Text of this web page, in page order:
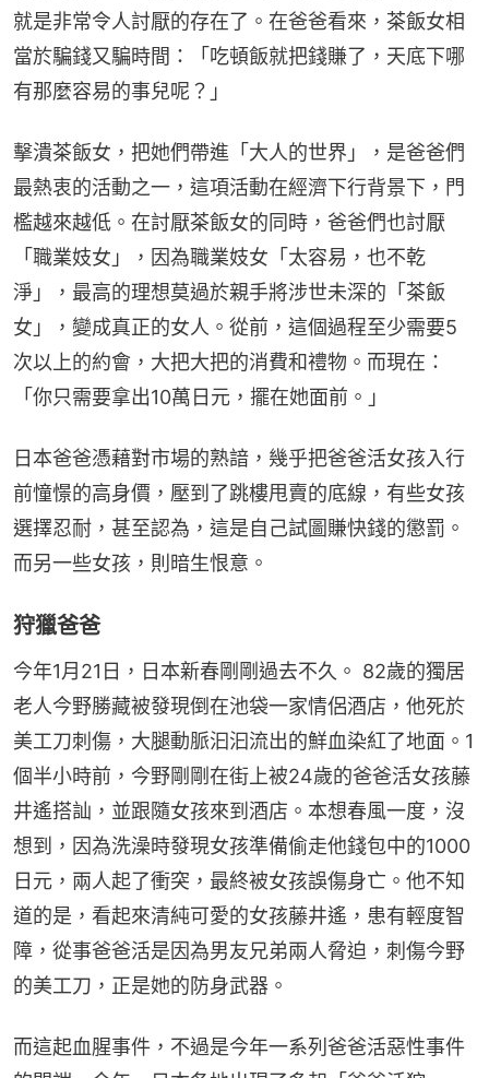
就是非常令人討厭的存在了。在爸爸看來，茶飯女相
當於騙錢又騙時間：「吃頓飯就把錢賺了，天底下哪
有那麼容易的事兒呢？」
擊潰茶飯女，把她們帶進「大人的世界」，是爸爸們
最熱衷的活動之一，這項活動在經濟下行背景下，門
檻越來越低。在討厭茶飯女的同時，爸爸們也討厭
「職業妓女」，因為職業妓女「太容易，也不乾
淨」，最高的理想莫過於親手將涉世未深的「茶飯
女」，變成真正的女人。從前，這個過程至少需要5
次以上的約會，大把大把的消費和禮物。而現在：
「你只需要拿出10萬日元，擺在她面前。」
日本爸爸憑藉對市場的熟諳，幾乎把爸爸活女孩入行
前憧憬的高身價，壓到了跳樓甩賣的底線，有些女孩
選擇忍耐，甚至認為，這是自己試圖賺快錢的懲罰。
而另一些女孩，則暗生恨意。
狩獵爸爸
今年1月21日，日本新春剛剛過去不久。 82歲的獨居
老人今野勝藏被發現倒在池袋一家情侶酒店，他死於
美工刀刺傷，大腿動脈汩汩流出的鮮血染紅了地面。1
個半小時前，今野剛剛在街上被24歲的爸爸活女孩藤
井遙搭訕，並跟隨女孩來到酒店。本想春風一度，沒
想到，因為洗澡時發現女孩準備偷走他錢包中的1000
日元，兩人起了衝突，最終被女孩誤傷身亡。他不知
道的是，看起來清純可愛的女孩藤井遙，患有輕度智
障，從事爸爸活是因為男友兄弟兩人脅迫，刺傷今野
的美工刀，正是她的防身武器。
而這起血腥事件，不過是今年一系列爸爸活惡性事件